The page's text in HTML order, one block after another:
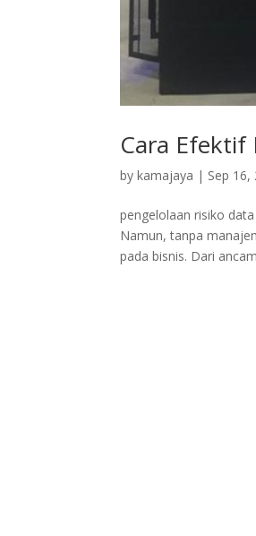
Cara Efektif
bykamajaya | Sep 16,
pengelolaan risiko
Namun, tanpa
pada bisnis. Dari